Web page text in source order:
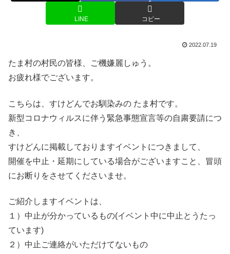
LINE コピー
2022.07.19
たま村の村民の皆様、ご機嫌麗しゅう。
お疲れ様でございます。
こちらは、すけどんでお馴染みの たま村です。
新型コロナウィルスに伴う緊急事態宣言等の自粛要請につ
き、
すけどんに掲載しておりますイベントにつきまして、
開催を中止・延期にしている場合がございますこと、冒頭
にお断りをさせてくださいませ。
ご紹介しますイベントは、
１）中止が分かっているもの(イベント中に中止とうたっ
ています)
２）中止ご連絡がいただけてないもの